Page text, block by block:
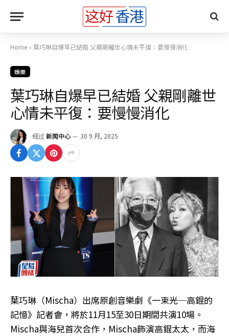
Home » 葉巧琳自爆早已結婚 父親剛離世心情未平復：要慢慢消化
娛樂
葉巧琳自爆早已結婚 父親剛離世
心情未平復：要慢慢消化
经过 新闻中心 30 9 月, 2025
葉巧琳（Mischa）出席原創音樂劇《一束光─高錕的
記憶》記者會，將於11月15至30日期間共演10場。
Mischa與海兒首次合作，Mischa飾演高錕太太，而海